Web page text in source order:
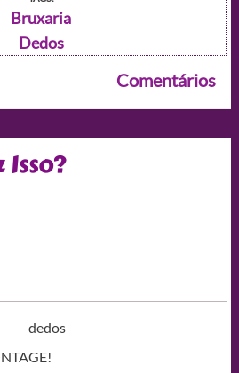
Bruxaria
Dedos
Comentários
Isso?